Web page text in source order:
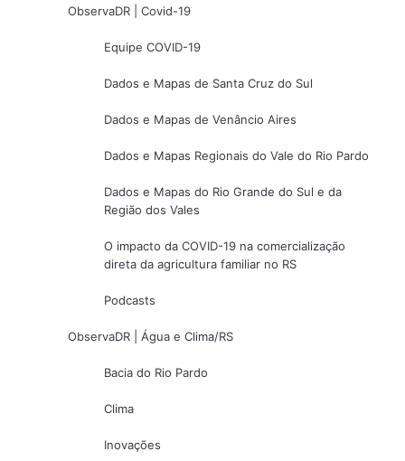
ObservaDR | Covid-19
Equipe COVID-19
Dados e Mapas de Santa Cruz do Sul
Dados e Mapas de Venâncio Aires
Dados e Mapas Regionais do Vale do Rio Pardo
Dados e Mapas do Rio Grande do Sul e da
Região dos Vales
O impacto da COVID-19 na comercialização
direta da agricultura familiar no RS
Podcasts
ObservaDR | Água e Clima/RS
Bacia do Rio Pardo
Clima
Inovações